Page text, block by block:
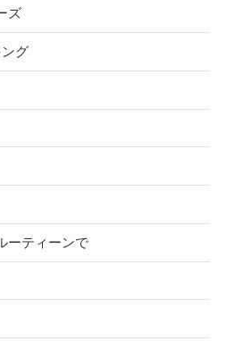
ズ
グ
ーティーンで